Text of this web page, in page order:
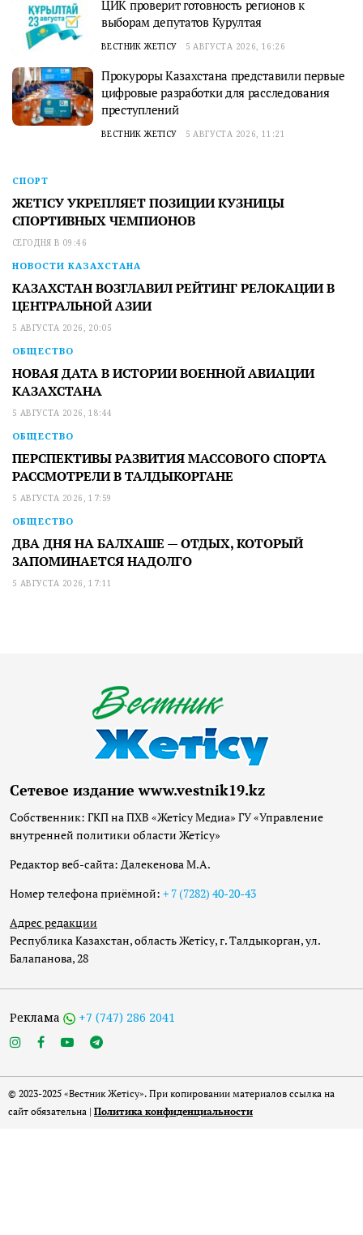
ЦИК проверит готовность регионов к
выборам депутатов Курултая
ВЕСТНИК ЖЕТІСУ 5 АВГУСТА 2026, 16:26
Прокуроры Казахстана представили первые
цифровые разработки для расследования
преступлений
ВЕСТНИК ЖЕТІСУ 5 АВГУСТА 2026, 11:21
СПОРТ
ЖЕТІСУ УКРЕПЛЯЕТ ПОЗИЦИИ КУЗНИЦЫ
СПОРТИВНЫХ ЧЕМПИОНОВ
СЕГОДНЯ В 09:46
НОВОСТИ КАЗАХСТАНА
КАЗАХСТАН ВОЗГЛАВИЛ РЕЙТИНГ РЕЛОКАЦИИ В
ЦЕНТРАЛЬНОЙ АЗИИ
5 АВГУСТА 2026, 20:05
ОБЩЕСТВО
НОВАЯ ДАТА В ИСТОРИИ ВОЕННОЙ АВИАЦИИ
КАЗАХСТАНА
5 АВГУСТА 2026, 18:44
ОБЩЕСТВО
ПЕРСПЕКТИВЫ РАЗВИТИЯ МАССОВОГО СПОРТА
РАССМОТРЕЛИ В ТАЛДЫКОРГАНЕ
5 АВГУСТА 2026, 17:59
ОБЩЕСТВО
ДВА ДНЯ НА БАЛХАШЕ — ОТДЫХ, КОТОРЫЙ
ЗАПОМИНАЕТСЯ НАДОЛГО
5 АВГУСТА 2026, 17:11
Сетевое издание www.vestnik19.kz
Собственник: ГКП на ПХВ «Жетісу Медиа» ГУ «Управление
внутренней политики области Жетісу»
Редактор веб-сайта: Далекенова М.А.
Номер телефона приёмной: + 7 (7282) 40-20-43
Адрес редакции
Республика Казахстан, область Жетісу, г. Талдыкорган, ул.
Балапанова, 28
Реклама +7 (747) 286 2041
© 2023-2025 «Вестник Жетісу». При копировании материалов ссылка на
сайт обязательна | Политика конфиденциальности